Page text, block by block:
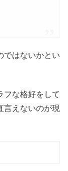
ではないかとい
フな格好をして
言えないのが現